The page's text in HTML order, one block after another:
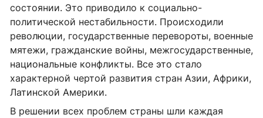
состоянии. Это приводило к социально-
политической нестабильности. Происходили
революции, государственные перевороты, военные
мятежи, гражданские войны, межгосударственные,
национальные конфликты. Все это стало
характерной чертой развития стран Азии, Африки,
Латинской Америки.
В решении всех проблем страны шли каждая